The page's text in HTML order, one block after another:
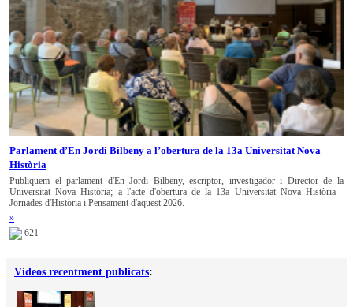
Parlament d’En Jordi Bilbeny a l’obertura de la 13a Universitat Nova
Història
Publiquem el parlament d'En Jordi Bilbeny, escriptor, investigador i Director de la
Universitat Nova Història; a l'acte d'obertura de la 13a Universitat Nova Història -
Jornades d'Història i Pensament d'aquest 2026.
»
621
Vídeos recentment publicats: